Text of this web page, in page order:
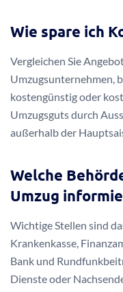
Wie spare ich
Vergleichen Sie
Umzugsunternehmen,
kostengünstig oder
Umzugsguts durch
außerhalb der
Welche
Umzug
Wichtige Stellen sind
Krankenkasse,
Bank und
Dienste oder